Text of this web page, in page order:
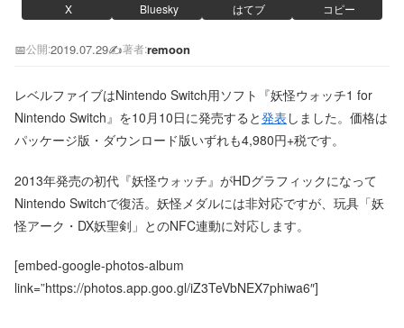
X Bluesky はてブ コピー
📅公開:2019.07.29✍️著者:remoon
レベルファイブはNintendo Switch用ソフト『妖怪ウォッチ1 for
Nintendo Switch』を10月10日に発売すると発表 しました。価格は
パッケージ版・ダウンロード版いずれも4,980円+税です。
2013年発売の初代『妖怪ウォッチ』がHDグラフィックになって
Nintendo Switchで復活。妖怪メダルには非対応ですが、玩具「妖
怪アーク・DX妖聖剣」とのNFC連動に対応します。
[embed-google-photos-album
link=”https://photos.app.goo.gl/iZ3TeVbNEX7phiwa6″]